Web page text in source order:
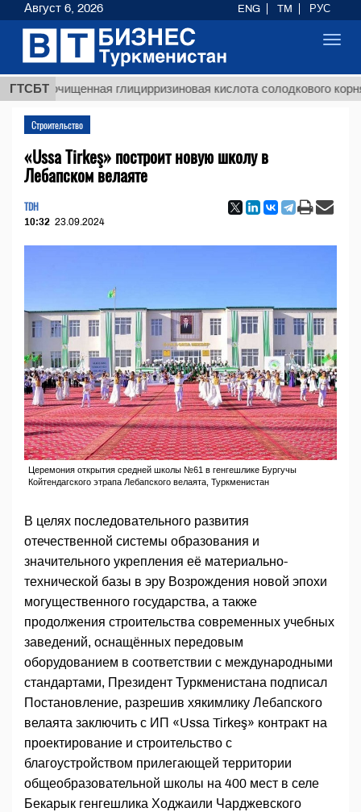
ГТСБТ глицирризиновая кислота солодкового корня
Строительство
«Ussa Tirkeş» построит новую школу в
Лебапском велаяте
TDH
10:32 23.09.2024
Церемония открытия средней школы №61 в генгешлике Бургучы
Койтендагского этрапа Лебапского велаята, Туркменистан
В целях последовательного развития
отечественной системы образования и
значительного укрепления её материально-
технической базы в эру Возрождения новой эпохи
могущественного государства, а также
продолжения строительства современных учебных
заведений, оснащённых передовым
оборудованием в соответствии с международными
стандартами, Президент Туркменистана подписал
Постановление, разрешив хякимлику Лебапского
велаята заключить с ИП «Ussa Tirkeş» контракт на
проектирование и строительство с
благоустройством прилегающей территории
общеобразовательной школы на 400 мест в селе
Бекарык генгешлика Ходжаили Чарджевского
Август 6, 2026 ENG TM РУС